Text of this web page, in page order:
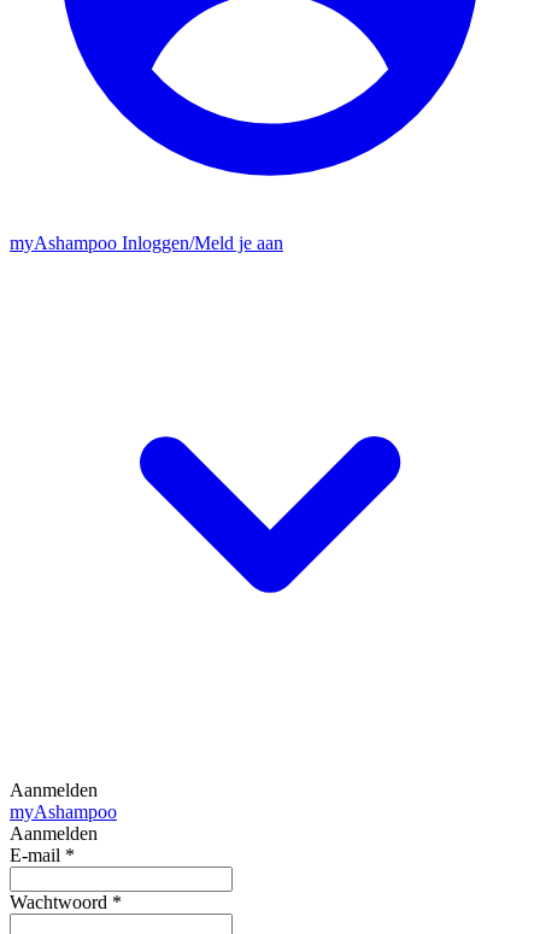
myAshampoo Inloggen/Meld je aan
Aanmelden
myAshampoo
Aanmelden
E-mail *
Wachtwoord *